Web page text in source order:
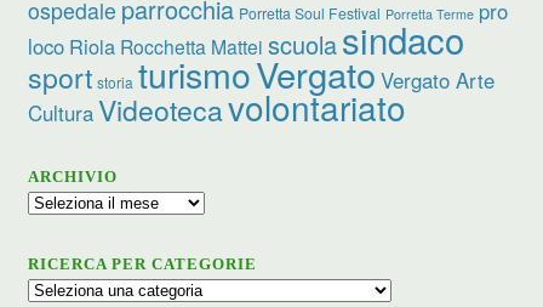
ospedale parrocchia Porretta Soul Festival Porretta Terme pro
loco Riola Rocchetta Mattei scuolasindaco
sport storia turismoVergato Vergato Arte
CulturaVideotecavolontariato
ARCHIVIO
Archivio
RICERCA PER CATEGORIE
Ricerca